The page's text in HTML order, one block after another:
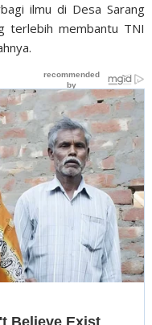
ilmu di Desa Sarang
terlebih membantu TNI